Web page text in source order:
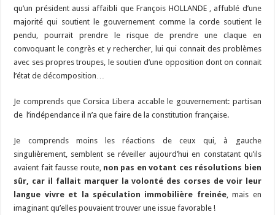
qu’un président aussi affaibli que François HOLLANDE , affublé d’une
majorité qui soutient le gouvernement comme la corde soutient le
pendu, pourrait prendre le risque de prendre une claque en
convoquant le congrès et y rechercher, lui qui connait des problèmes
avec ses propres troupes, le soutien d’une opposition dont on connait
l’état de décomposition…
Je comprends que Corsica Libera accable le gouvernement: partisan
de l’indépendance il n’a que faire de la constitution française.
Je comprends moins les réactions de ceux qui, à gauche
singulièrement, semblent se réveiller aujourd’hui en constatant qu’ils
avaient fait fausse route, non pas en votant ces résolutions bien
sûr, car il fallait marquer la volonté des corses de voir leur
langue vivre et la spéculation immobilière freinée, mais en
imaginant qu’elles pouvaient trouver une issue favorable !